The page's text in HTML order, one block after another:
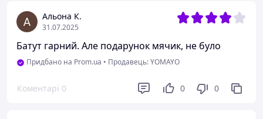
Альона К.
31.07.2025
Батут гарний. Але подарунок мячик, не було
Придбано на Prom.ua • Продавець: YOMAYO
Коментарі 0 0 0